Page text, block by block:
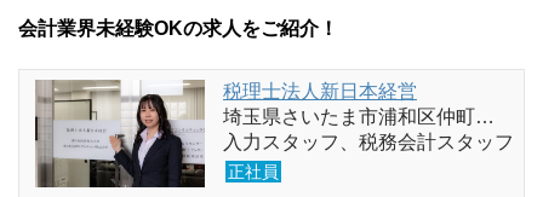
会計業界未経験OKの求人をご紹介！
税理士法人新日本経営
埼玉県さいたま市浦和区仲町…
入力スタッフ、税務会計スタッフ
正社員